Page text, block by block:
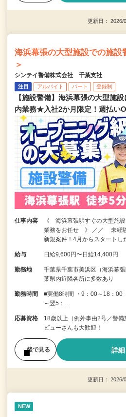
更新日：
海浜幕張の大型施設での施設
＞
シンテイ警備株式会社 千葉支社
注目 アルバイト パート 登録制
【施設警備】海浜幕張の大型施
内業務★入社2か月限定！週払い
仕事内容
《 海浜幕張駅すぐの大型施
業務をお任せ 》 ／／ 未経
新規案件！4月からスタート
給与 日給9,600円〜日給14,400円
勤務地
千葉県千葉市美浜区（海浜幕
葉県内近隣各所に多数あり
勤務時間
■実働8時間 ・9：00～18：00
～翌5：…
応募資格
18歳以上（例外事由2号／警
ビューさんも大歓迎！
後で見る 詳
更新日：
NEW